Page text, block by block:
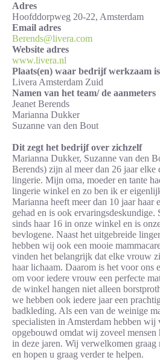
Adres
Hoofddorpweg 20-22, Amsterdam
Email adres
Berends@livera.com
Website adres
www.livera.nl
Plaats(en) waar bedrijf werkzaam is
Livera Amsterdam Zuid
Namen van het team/ de aanmeters
Jeanet Berends
Marianna Dukker
Suzanne van den Bout
Dit zegt het bedrijf over zichzelf
Marianna Dukker, Suzanne van den
Berends) zijn al meer dan 26 jaar elke
lingerie. Mijn oma, moeder en tante
lingerie winkel en zo ben ik er
Marianna heeft meer dan 10 jaar haar
gehad en is ook ervaringsdeskundige.
sinds haar 16 in onze winkel en is
bevlogene. Naast het uitgebreide
hebben wij ook een mooie
vinden het belangrijk dat elke vrouw
haar lichaam. Daarom is het voor ons
om voor iedere vrouw een perfecte
de winkel hangen niet alleen
we hebben ook iedere jaar een
badkleding. Als een van de weinige
specialisten in Amsterdam hebben wij
opgebouwd omdat wij zoveel mensen
in deze jaren. Wij verwelkomen graag
en hopen u graag verder te helpen.